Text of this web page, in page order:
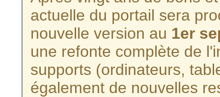
actuelle du portail sera
nouvelle version au 1er
une refonte complète de
supports (ordinateurs,
également de nouvelles